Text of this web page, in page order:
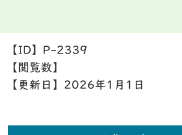
【ID】 P-2339
【閲覧数】
【更新日】 2026年1月1日